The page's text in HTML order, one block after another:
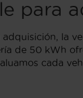
para
la
de 50 kWh
cada